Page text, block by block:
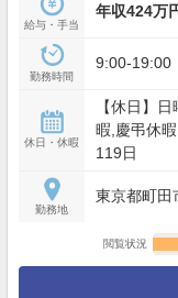
給与・手当
年収424万
勤務時間
9:00-19:00
休日・休暇
【休日】
暇,慶弔休
119日
勤務地
東京都町田
閲覧状況